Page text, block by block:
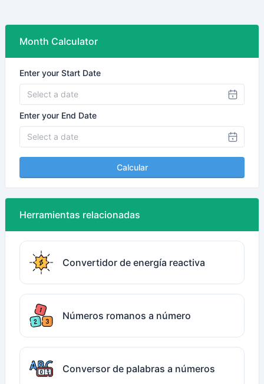
Month Calculator
Enter your Start Date
Enter your End Date
Calcular
Herramientas relacionadas
Convertidor de energía reactiva
Números romanos a número
Conversor de palabras a números